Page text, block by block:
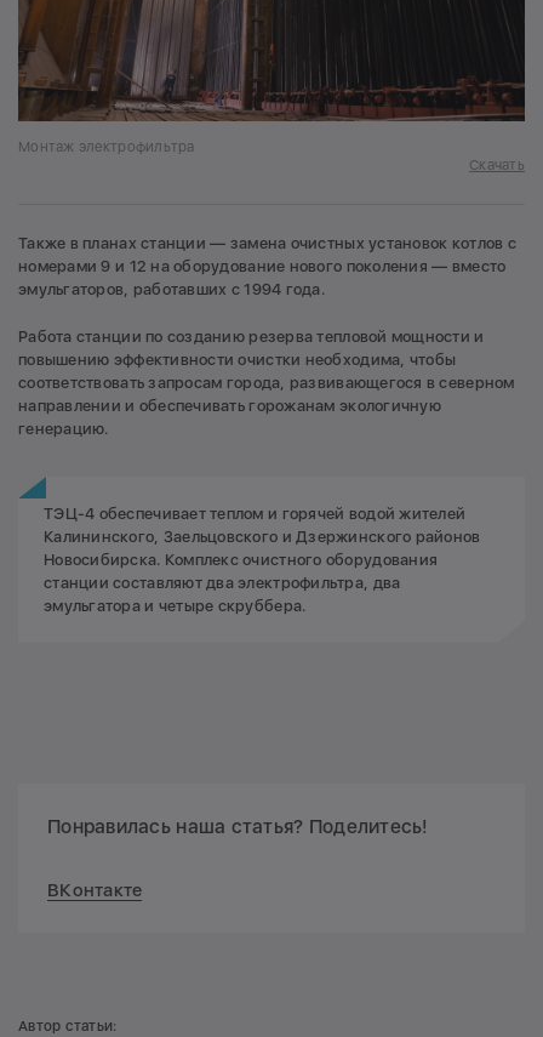
Монтаж электрофильтра
Скачать
Также в планах станции — замена очистных установок котлов с
номерами 9 и 12 на оборудование нового поколения — вместо
эмульгаторов, работавших с 1994 года.
Работа станции по созданию резерва тепловой мощности и
повышению эффективности очистки необходима, чтобы
соответствовать запросам города, развивающегося в северном
направлении и обеспечивать горожанам экологичную
генерацию.
ТЭЦ-4 обеспечивает теплом и горячей водой жителей
Калининского, Заельцовского и Дзержинского районов
Новосибирска. Комплекс очистного оборудования
станции составляют два электрофильтра, два
эмульгатора и четыре скруббера.
Понравилась наша статья? Поделитесь!
ВКонтакте
Автор статьи: